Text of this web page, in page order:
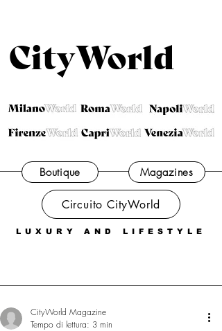
CityWorld
LUXURY AND LIFESTYLE
Magazines
Boutique
Circuito CityWorld
CityWorld Magazine
Tempo di lettura: 3 min